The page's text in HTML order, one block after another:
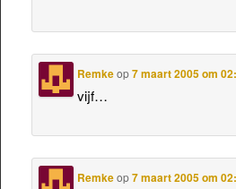
Remkeop7 maart 2005 om
vijf…
Remkeop7 maart 2005 om